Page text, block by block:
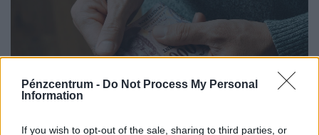
Pénzcentrum - Do Not Process My Personal
Information
If you wish to opt-out of the sale, sharing to third parties, or
Kiderült, ekkora fizetéssel már jómódúnak